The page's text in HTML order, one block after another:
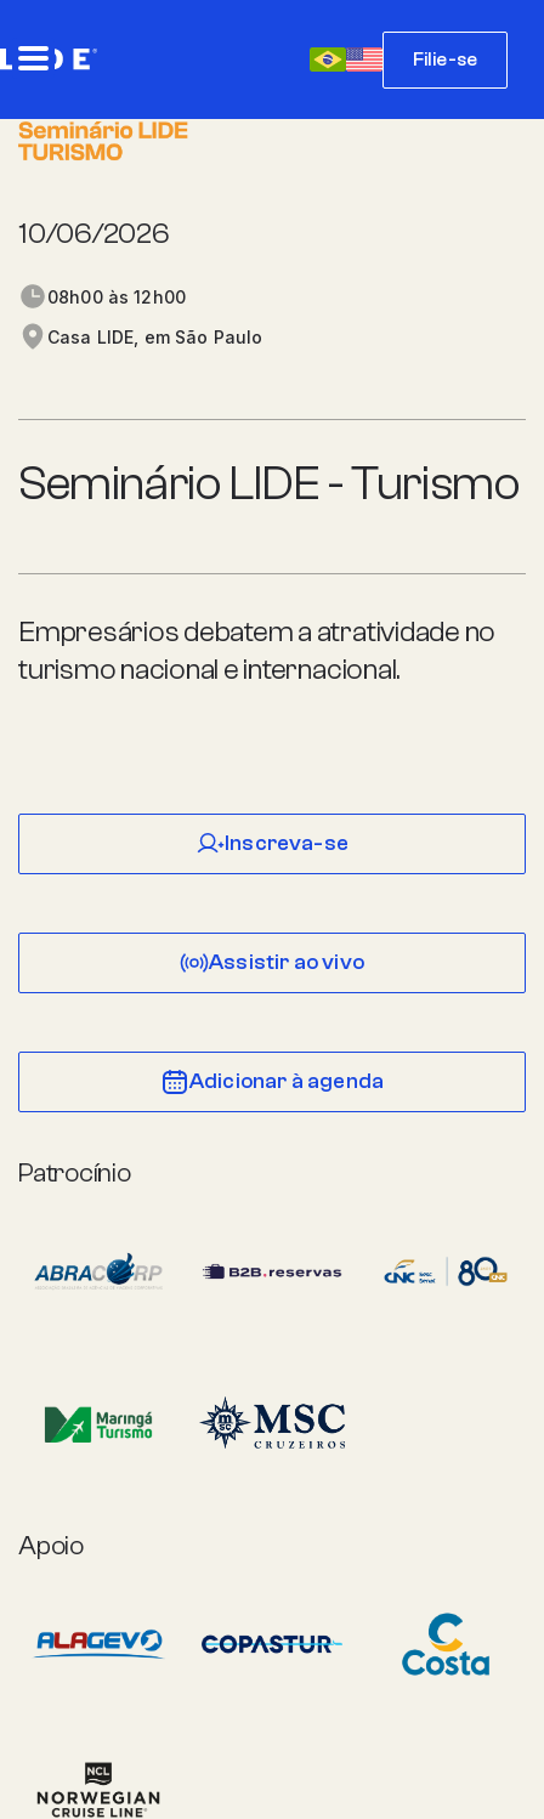
Filie-se
10/06/2026
08h00 às 12h00
Casa LIDE, em São Paulo
Seminário LIDE - Turismo
Empresários debatem a atratividade no
turismo nacional e internacional.
Inscreva-se
Assistir ao vivo
Adicionar à agenda
Patrocínio
Apoio